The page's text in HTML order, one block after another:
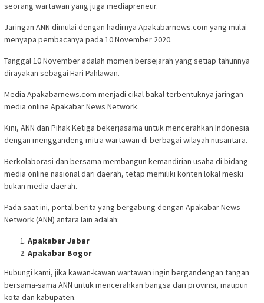
seorang wartawan yang juga mediapreneur.
Jaringan ANN dimulai dengan hadirnya Apakabarnews.com yang mulai
menyapa pembacanya pada 10 November 2020.
Tanggal 10 November adalah momen bersejarah yang setiap tahunnya
dirayakan sebagai Hari Pahlawan.
Media Apakabarnews.com menjadi cikal bakal terbentuknya jaringan
media online Apakabar News Network.
Kini, ANN dan Pihak Ketiga bekerjasama untuk mencerahkan Indonesia
dengan menggandeng mitra wartawan di berbagai wilayah nusantara.
Berkolaborasi dan bersama membangun kemandirian usaha di bidang
media online nasional dari daerah, tetap memiliki konten lokal meski
bukan media daerah.
Pada saat ini, portal berita yang bergabung dengan Apakabar News
Network (ANN) antara lain adalah:
Apakabar Jabar
Apakabar Bogor
Hubungi kami, jika kawan-kawan wartawan ingin bergandengan tangan
bersama-sama ANN untuk mencerahkan bangsa dari provinsi, maupun
kota dan kabupaten.